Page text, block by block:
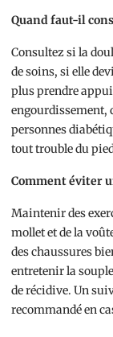
Quand faut-il
Consultez si la
de soins, si elle
plus prendre
engourdissement,
personnes
tout trouble du
Comment éviter
Maintenir des
mollet et de la
des chaussures
entretenir la
de récidive. Un
recommandé en